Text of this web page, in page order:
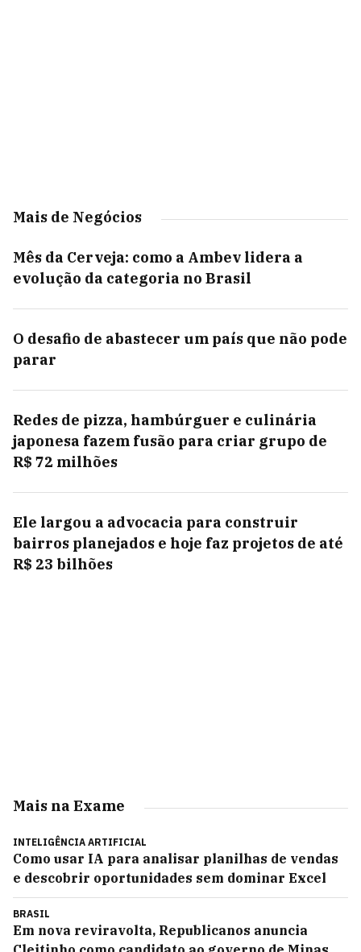
Mais de Negócios
Mês da Cerveja: como a Ambev lidera a
evolução da categoria no Brasil
O desafio de abastecer um país que não pode
parar
Redes de pizza, hambúrguer e culinária
japonesa fazem fusão para criar grupo de
R$ 72 milhões
Ele largou a advocacia para construir
bairros planejados e hoje faz projetos de até
R$ 23 bilhões
Mais na Exame
INTELIGÊNCIA ARTIFICIAL
Como usar IA para analisar planilhas de vendas
e descobrir oportunidades sem dominar Excel
BRASIL
Em nova reviravolta, Republicanos anuncia